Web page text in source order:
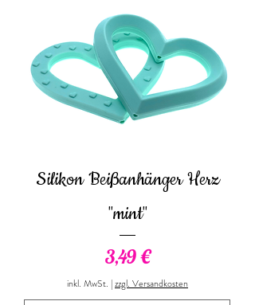
Silikon Beißanhänger Herz
"mint"
Preis
3,49 €
inkl. MwSt. |zzgl. Versandkosten